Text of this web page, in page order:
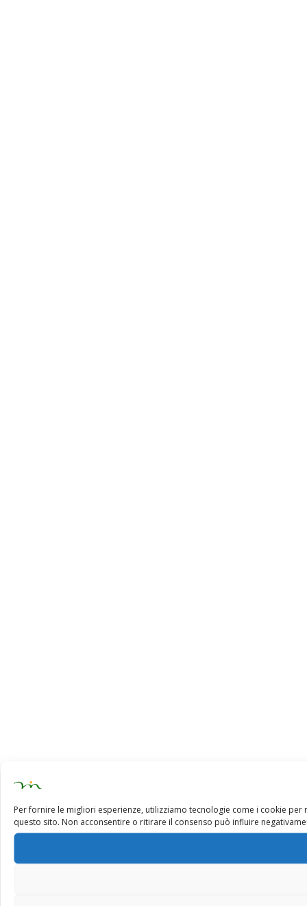
Per fornire le migliori esperienze, utilizziamo tecnologie come i cookie
questo sito. Non acconsentire o ritirare il consenso può influire